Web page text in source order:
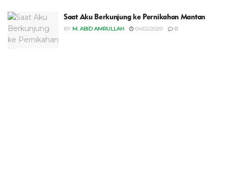
Saat Aku Berkunjung ke Pernikahan Mantan
BY M. ABID AMRULLAH 04/02/2020 0